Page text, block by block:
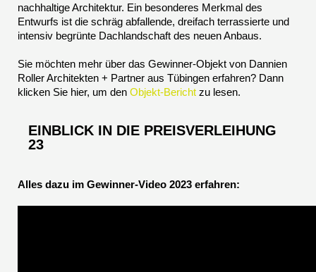
nachhaltige Architektur. Ein besonderes Merkmal des
Entwurfs ist die schräg abfallende, dreifach terrassierte und
intensiv begrünte Dachlandschaft des neuen Anbaus.
Sie möchten mehr über das Gewinner-Objekt von Dannien
Roller Architekten + Partner aus Tübingen erfahren? Dann
klicken Sie hier, um den Objekt-Bericht zu lesen.
EINBLICK IN DIE PREISVERLEIHUNG
23
Alles dazu im Gewinner-Video 2023 erfahren: